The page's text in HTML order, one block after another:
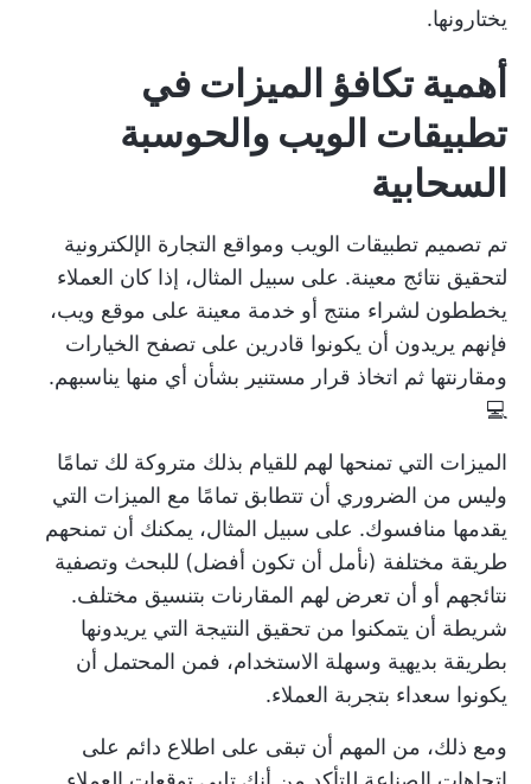
يختارونها.
أهمية تكافؤ الميزات في
تطبيقات الويب والحوسبة
السحابية
تم تصميم تطبيقات الويب ومواقع التجارة الإلكترونية
لتحقيق نتائج معينة. على سبيل المثال، إذا كان العملاء
يخططون لشراء منتج أو خدمة معينة على موقع ويب،
فإنهم يريدون أن يكونوا قادرين على تصفح الخيارات
ومقارنتها ثم اتخاذ قرار مستنير بشأن أي منها يناسبهم.
💻
الميزات التي تمنحها لهم للقيام بذلك متروكة لك تمامًا
وليس من الضروري أن تتطابق تمامًا مع الميزات التي
يقدمها منافسوك. على سبيل المثال، يمكنك أن تمنحهم
طريقة مختلفة (نأمل أن تكون أفضل) للبحث وتصفية
نتائجهم أو أن تعرض لهم المقارنات بتنسيق مختلف.
شريطة أن يتمكنوا من تحقيق النتيجة التي يريدونها
بطريقة بديهية وسهلة الاستخدام، فمن المحتمل أن
يكونوا سعداء بتجربة العملاء.
ومع ذلك، من المهم أن تبقى على اطلاع دائم على